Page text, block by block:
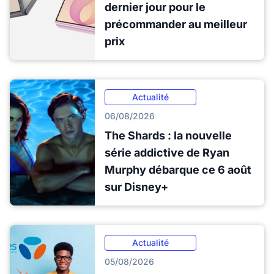
dernier jour pour le
précommander au meilleur
prix
Actualité
06/08/2026
The Shards : la nouvelle
série addictive de Ryan
Murphy débarque ce 6 août
sur Disney+
Actualité
05/08/2026